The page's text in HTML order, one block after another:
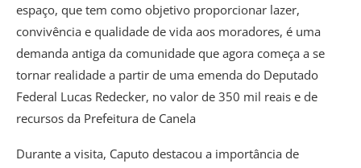
espaço, que tem como objetivo proporcionar lazer,
convivência e qualidade de vida aos moradores, é uma
demanda antiga da comunidade que agora começa a se
tornar realidade a partir de uma emenda do Deputado
Federal Lucas Redecker, no valor de 350 mil reais e de
recursos da Prefeitura de Canela
Durante a visita, Caputo destacou a importância de